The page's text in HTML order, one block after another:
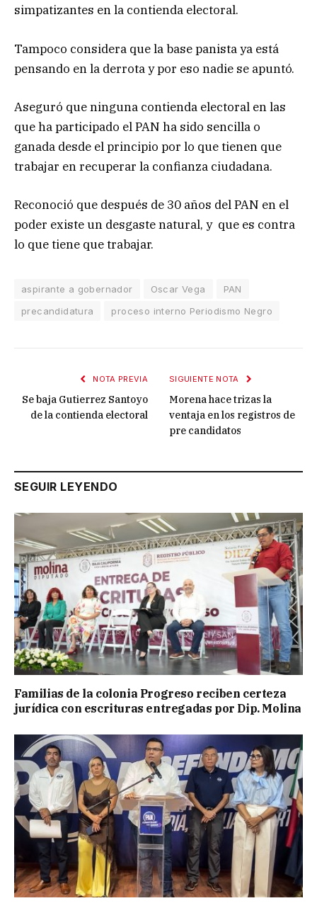
simpatizantes en la contienda electoral.
Tampoco considera que la base panista ya está
pensando en la derrota y por eso nadie se apuntó.
Aseguró que ninguna contienda electoral en las
que ha participado el PAN ha sido sencilla o
ganada desde el principio por lo que tienen que
trabajar en recuperar la confianza ciudadana.
Reconoció que después de 30 años del PAN en el
poder existe un desgaste natural, y que es contra
lo que tiene que trabajar.
aspirante a gobernador Oscar Vega
PAN
precandidatura
proceso interno Periodismo Negro
NOTA PREVIA
Se baja Gutierrez Santoyo
de la contienda electoral
SIGUIENTE NOTA
Morena hace trizas la
ventaja en los registros de
pre candidatos
SEGUIR LEYENDO
Familias de la colonia Progreso reciben certeza
jurídica con escrituras entregadas por Dip. Molina